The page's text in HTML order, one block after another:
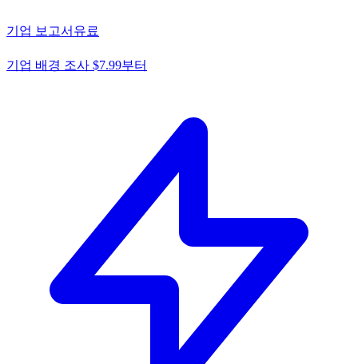
기업 보고서 유료
기업 배경 조사 $7.99부터